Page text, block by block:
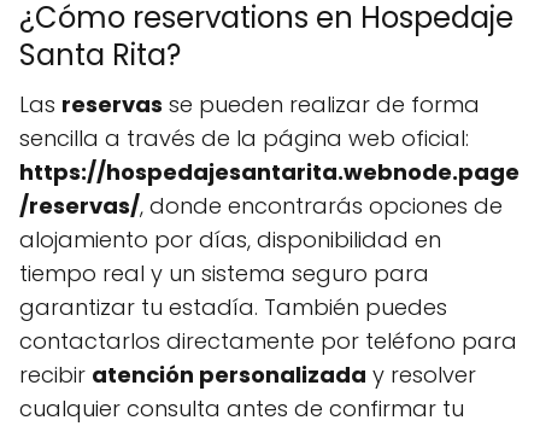
¿Cómo reservations en Hospedaje
Santa Rita?
Las reservas se pueden realizar de forma
sencilla a través de la página web oficial:
https://hospedajesantarita.webnode.page
/reservas/, donde encontrarás opciones de
alojamiento por días, disponibilidad en
tiempo real y un sistema seguro para
garantizar tu estadía. También puedes
contactarlos directamente por teléfono para
recibir atención personalizada y resolver
cualquier consulta antes de confirmar tu